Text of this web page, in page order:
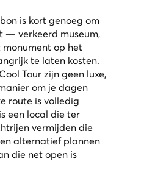
is kort genoeg om
— verkeerd museum,
op het
te laten kosten.
Tour zijn geen luxe,
om je dagen
route is volledig
een local die ter
vermijden die
alternatief plannen
die net open is